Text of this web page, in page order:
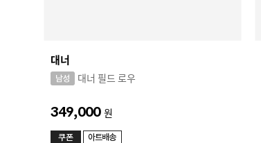
대너
대너 필드 로우
349,000 원